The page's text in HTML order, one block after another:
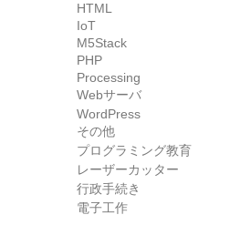
HTML
IoT
M5Stack
PHP
Processing
Webサーバ
WordPress
その他
プログラミング教育
レーザーカッター
行政手続き
電子工作